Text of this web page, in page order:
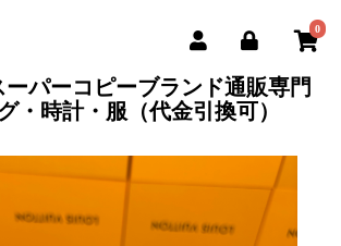
0
パーコピーブランド通販専門
・時計・服（代金引換可）